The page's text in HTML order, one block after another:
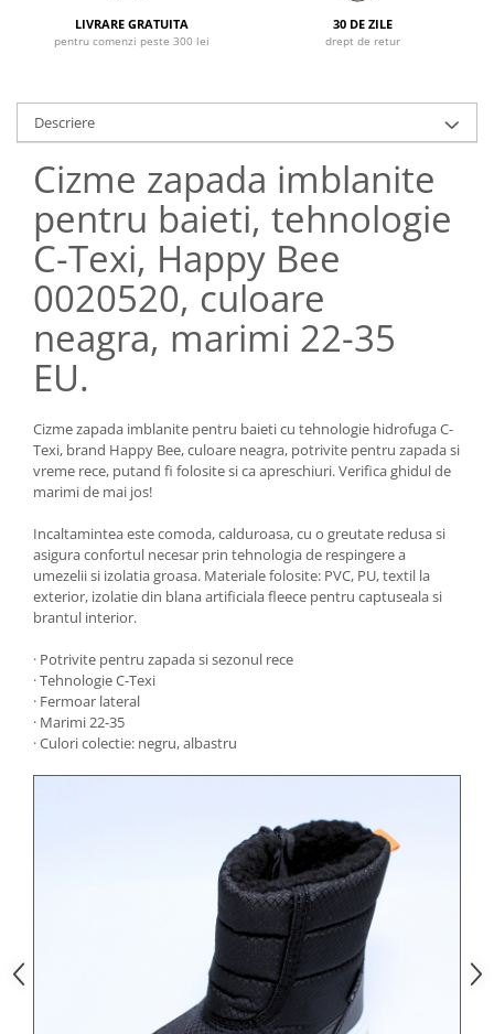
LIVRARE GRATUITA
pentru comenzi peste 300 lei
30 DE ZILE
drept de retur
Descriere
Cizme zapada imblanite
pentru baieti, tehnologie
C-Texi, Happy Bee
0020520, culoare
neagra, marimi 22-35
EU.
Cizme zapada imblanite pentru baieti cu tehnologie hidrofuga C-
Texi, brand Happy Bee, culoare neagra, potrivite pentru zapada si
vreme rece, putand fi folosite si ca apreschiuri. Verifica ghidul de
marimi de mai jos!
Incaltamintea este comoda, calduroasa, cu o greutate redusa si
asigura confortul necesar prin tehnologia de respingere a
umezelii si izolatia groasa. Materiale folosite: PVC, PU, textil la
exterior, izolatie din blana artificiala fleece pentru captuseala si
brantul interior.
· Potrivite pentru zapada si sezonul rece
· Tehnologie C-Texi
· Fermoar lateral
· Marimi 22-35
· Culori colectie: negru, albastru